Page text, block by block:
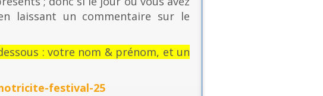
laissant un commentaire sur le
: votre nom & prénom, et un
festival-25